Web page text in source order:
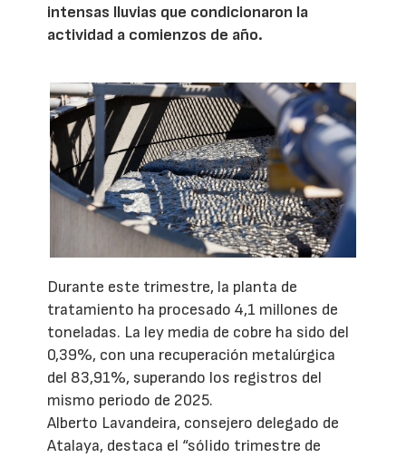
intensas lluvias que condicionaron la
actividad a comienzos de año.
Durante este trimestre, la planta de
tratamiento ha procesado 4,1 millones de
toneladas. La ley media de cobre ha sido del
0,39%, con una recuperación metalúrgica
del 83,91%, superando los registros del
mismo periodo de 2025.
Alberto Lavandeira, consejero delegado de
Atalaya, destaca el “sólido trimestre de